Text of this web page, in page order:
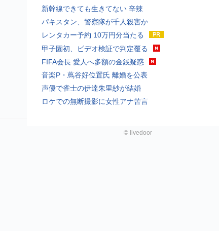
新幹線できても生きてない 辛辣
パキスタン、警察隊が千人殺害か
レンタカー予約 10万円分当たる
甲子園初、ビデオ検証で判定覆る
FIFA会長 愛人へ多額の金銭疑惑
音楽P・蔦谷好位置氏 離婚を公表
声優で雀士の伊達朱里紗が結婚
ロケでの無断撮影に女性アナ苦言
© livedoor